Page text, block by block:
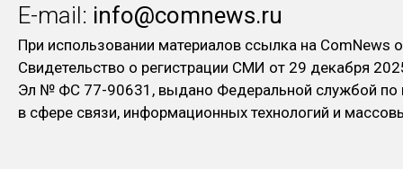
E-mail: info@comnews.ru
При использовании материалов ссылка на ComNews
Свидетельство о регистрации СМИ от 29 декабря
Эл № ФC 77-90631, выдано Федеральной службой по
в сфере связи, информационных технологий и